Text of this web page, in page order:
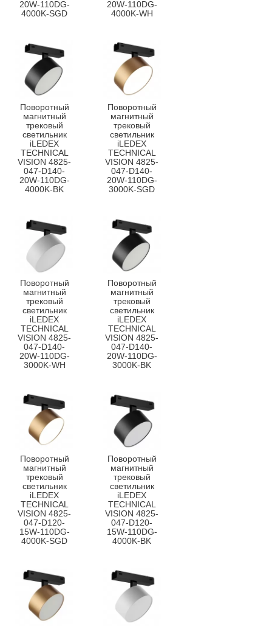
20W-110DG-
4000K-SGD
20W-110DG-
4000K-WH
Поворотный
магнитный
трековый
светильник
iLEDEX
TECHNICAL
VISION 4825-
047-D140-
20W-110DG-
4000K-BK
Поворотный
магнитный
трековый
светильник
iLEDEX
TECHNICAL
VISION 4825-
047-D140-
20W-110DG-
3000K-SGD
Поворотный
магнитный
трековый
светильник
iLEDEX
TECHNICAL
VISION 4825-
047-D140-
20W-110DG-
3000K-WH
Поворотный
магнитный
трековый
светильник
iLEDEX
TECHNICAL
VISION 4825-
047-D140-
20W-110DG-
3000K-BK
Поворотный
магнитный
трековый
светильник
iLEDEX
TECHNICAL
VISION 4825-
047-D120-
15W-110DG-
4000K-SGD
Поворотный
магнитный
трековый
светильник
iLEDEX
TECHNICAL
VISION 4825-
047-D120-
15W-110DG-
4000K-BK